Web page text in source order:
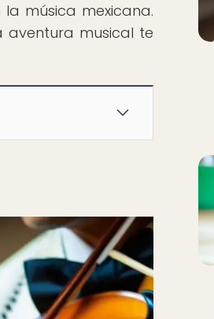
música mexicana.
aventura musical te